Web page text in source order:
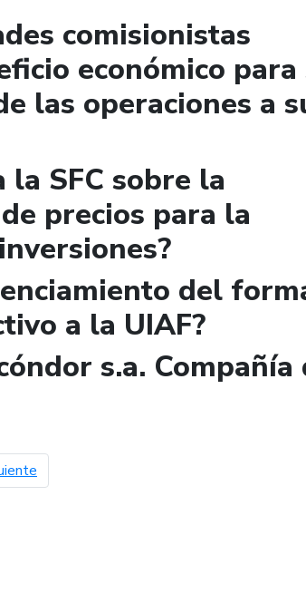
comisionistas
económico para
las operaciones a
SFC sobre la
precios para la
del
a la UIAF?
s.a. Compañía